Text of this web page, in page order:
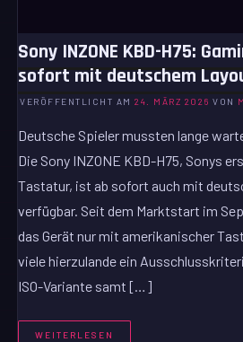
Sony INZONE KBD-H75:
sofort mit deutschem
VERÖFFENTLICHT AM24. MÄRZ 2026 VON
Deutsche Spieler mussten lange
Die Sony INZONE KBD-H75, Sonys
Tastatur, ist ab sofort auch mit
verfügbar. Seit dem Marktstart im
das Gerät nur mit amerikanischer
viele hierzulande ein
ISO-Variante samt […]
WEITERLESEN